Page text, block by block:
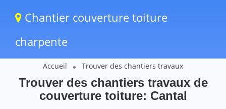
Chantier couverture toiture
charpente
Accueil Trouver des chantiers travaux
Trouver des chantiers travaux de
couverture toiture: Cantal